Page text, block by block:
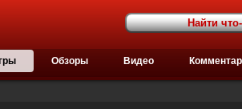
Обзоры Видео